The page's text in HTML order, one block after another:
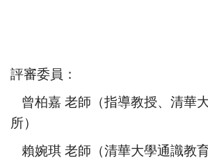
評審委員：
曾柏嘉 老師（指導教授、清華
所）
賴婉琪 老師（清華大學通識教育